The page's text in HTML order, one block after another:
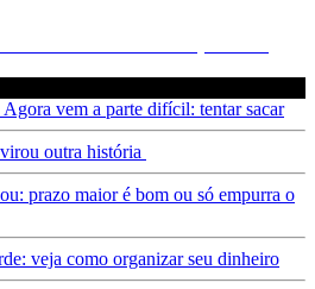
vem a parte difícil: tentar sacar
outra história
prazo maior é bom ou só empurra o
veja como organizar seu dinheiro